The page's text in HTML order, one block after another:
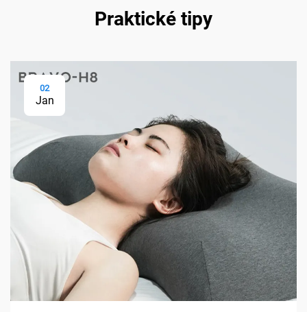
Praktické tipy
02
Jan